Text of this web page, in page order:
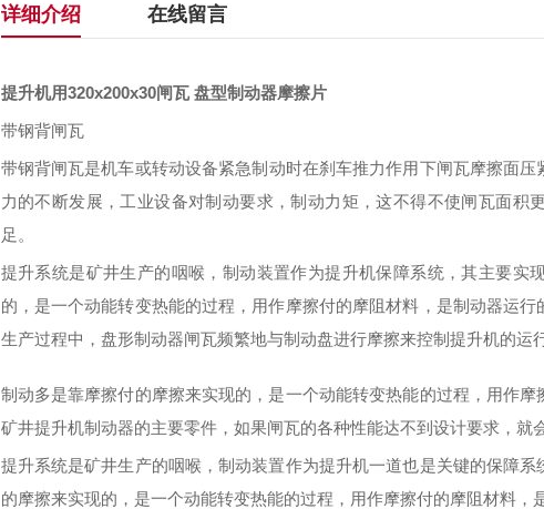
详细介绍 在线留言
提升机用320x200x30闸瓦 盘型制动器摩擦片
带钢背闸瓦
带钢背闸瓦是机车或转动设备紧急制动时在刹车推力作用下闸瓦摩擦面
力的不断发展，工业设备对制动要求，制动力矩，这不得不使闸瓦面积
足。
提升系统是矿井生产的咽喉，制动装置作为提升机保障系统，其主要实
的，是一个动能转变热能的过程，用作摩擦付的摩阻材料，是制动器运
生产过程中，盘形制动器闸瓦频繁地与制动盘进行摩擦来控制提升机的运行
制动多是靠摩擦付的摩擦来实现的，是一个动能转变热能的过程，用作
矿井提升机制动器的主要零件，如果闸瓦的各种性能达不到设计要求，就
提升系统是矿井生产的咽喉，制动装置作为提升机一道也是关键的保障
的摩擦来实现的，是一个动能转变热能的过程，用作摩擦付的摩阻材料，